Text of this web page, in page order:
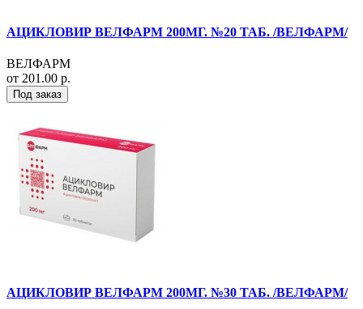
АЦИКЛОВИР ВЕЛФАРМ 200МГ. №20 ТАБ. /ВЕЛФАРМ/
ВЕЛФАРМ
от 201.00 р.
Под заказ
АЦИКЛОВИР ВЕЛФАРМ 200МГ. №30 ТАБ. /ВЕЛФАРМ/